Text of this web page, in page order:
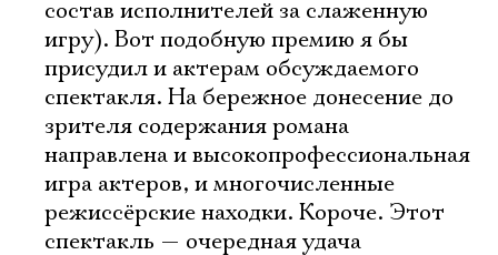
состав исполнителей за слаженную
игру). Вот подобную премию я бы
присудил и актерам обсуждаемого
спектакля. На бережное донесение до
зрителя содержания романа
направлена и высокопрофессиональная
игра актеров, и многочисленные
режиссёрские находки. Короче. Этот
спектакль — очередная удача